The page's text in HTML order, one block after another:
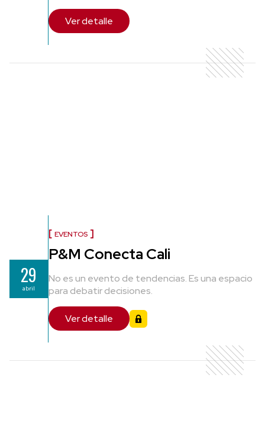
Ver detalle
29
abril
EVENTOS
P&M Conecta Cali
No es un evento de tendencias. Es una espacio
para debatir decisiones.
Ver detalle